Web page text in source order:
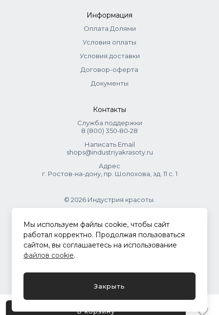
В корзину
Информация
Оплата Долями
Условия оплаты
Условия доставки
Договор-оферта
Документы
Контакты
Служба поддержки
8 (800) 350‑80‑28
Написать Email
shops@industriyakrasoty.ru
Адрес
г. Ростов-на-дону, пр. Шолохова, зд. 11 с. 1
© 2026 Индустрия красоты.
.
Политика конфиденциальности
Мы используем файлы cookie, чтобы сайт
работал корректно. Продолжая пользоваться
сайтом, вы соглашаетесь на использование
файлов cookie.
Закрыть